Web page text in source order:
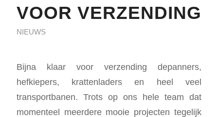
VOOR VERZENDING
NIEUWS
Bijna klaar voor verzending depanners,
hefkiepers, krattenladers en heel veel
transportbanen. Trots op ons hele team dat
momenteel meerdere mooie projecten tegelijk